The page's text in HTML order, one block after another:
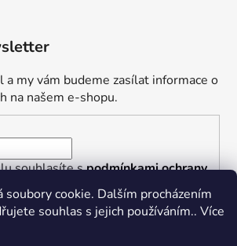
soubory cookie. Dalším procházením
souhlas s jejich používáním.. Více
my vám budeme zasílat informace o
na našem e-shopu.
souhlasíte spodmínkami ochrany